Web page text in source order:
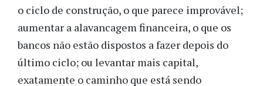
o ciclo de construção, o que parece improvável;
aumentar a alavancagem financeira, o que os
bancos não estão dispostos a fazer depois do
último ciclo; ou levantar mais capital,
exatamente o caminho que está sendo